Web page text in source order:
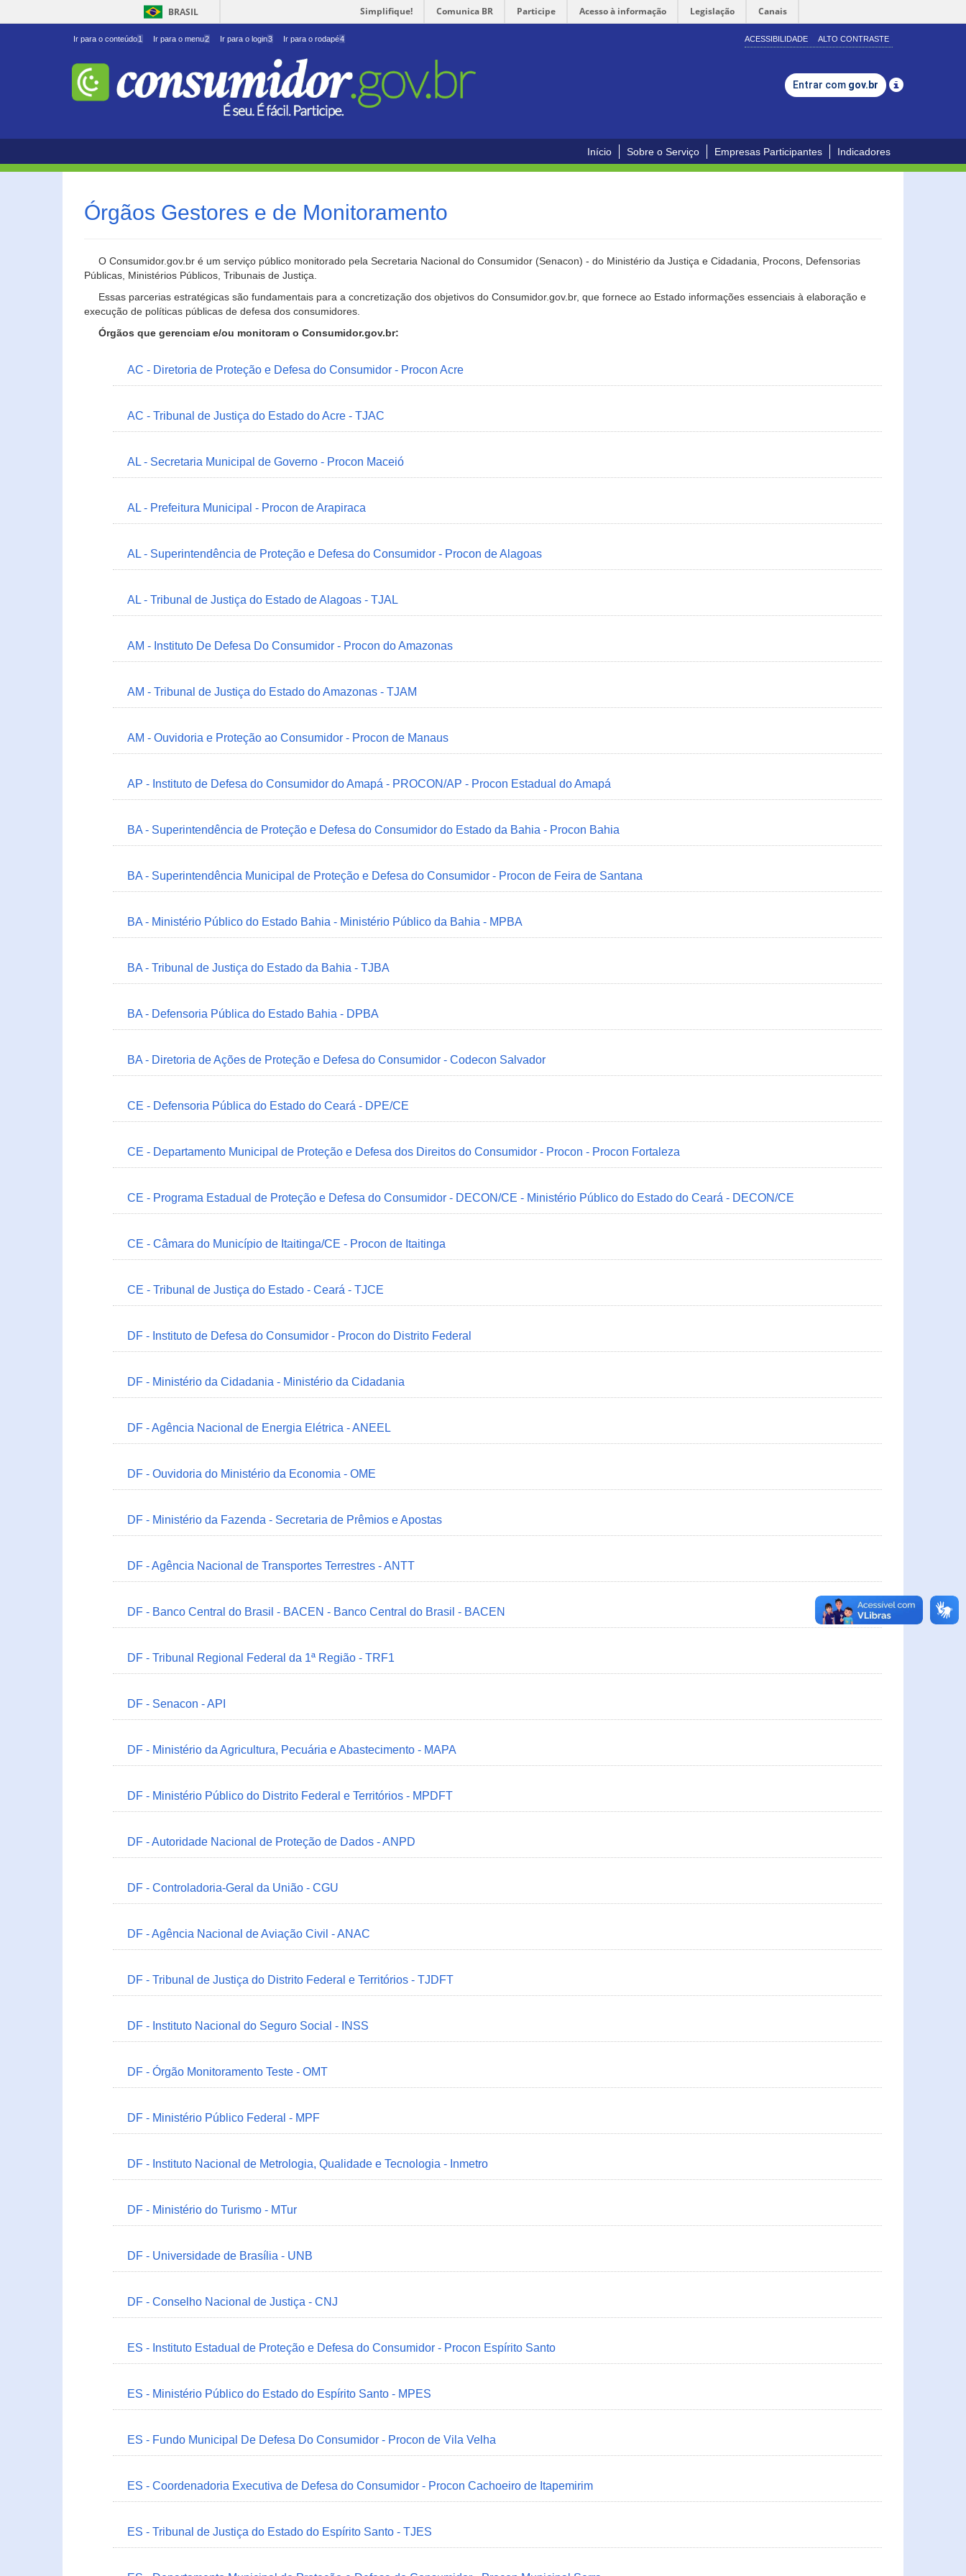
BRASIL Simplifique! Comunica BR Participe Acesso à informação Legislação Canais
Ir para o conteúdo1 Ir para o menu2 Ir para o login3 Ir para o rodapé4 ACESSIBILIDADE ALTO CONTRASTE
Entrar com gov.br
Início Sobre o Serviço Empresas Participantes Indicadores
Órgãos Gestores e de Monitoramento
O Consumidor.gov.br é um serviço público monitorado pela Secretaria Nacional do Consumidor (Senacon) - do Ministério da Justiça e Cidadania, Procons, Defensorias
Públicas, Ministérios Públicos, Tribunais de Justiça.
Essas parcerias estratégicas são fundamentais para a concretização dos objetivos do Consumidor.gov.br, que fornece ao Estado informações essenciais à elaboração e
execução de políticas públicas de defesa dos consumidores.
Órgãos que gerenciam e/ou monitoram o Consumidor.gov.br:
AC - Diretoria de Proteção e Defesa do Consumidor - Procon Acre
AC - Tribunal de Justiça do Estado do Acre - TJAC
AL - Secretaria Municipal de Governo - Procon Maceió
AL - Prefeitura Municipal - Procon de Arapiraca
AL - Superintendência de Proteção e Defesa do Consumidor - Procon de Alagoas
AL - Tribunal de Justiça do Estado de Alagoas - TJAL
AM - Instituto De Defesa Do Consumidor - Procon do Amazonas
AM - Tribunal de Justiça do Estado do Amazonas - TJAM
AM - Ouvidoria e Proteção ao Consumidor - Procon de Manaus
AP - Instituto de Defesa do Consumidor do Amapá - PROCON/AP - Procon Estadual do Amapá
BA - Superintendência de Proteção e Defesa do Consumidor do Estado da Bahia - Procon Bahia
BA - Superintendência Municipal de Proteção e Defesa do Consumidor - Procon de Feira de Santana
BA - Ministério Público do Estado Bahia - Ministério Público da Bahia - MPBA
BA - Tribunal de Justiça do Estado da Bahia - TJBA
BA - Defensoria Pública do Estado Bahia - DPBA
BA - Diretoria de Ações de Proteção e Defesa do Consumidor - Codecon Salvador
CE - Defensoria Pública do Estado do Ceará - DPE/CE
CE - Departamento Municipal de Proteção e Defesa dos Direitos do Consumidor - Procon - Procon Fortaleza
CE - Programa Estadual de Proteção e Defesa do Consumidor - DECON/CE - Ministério Público do Estado do Ceará - DECON/CE
CE - Câmara do Município de Itaitinga/CE - Procon de Itaitinga
CE - Tribunal de Justiça do Estado - Ceará - TJCE
DF - Instituto de Defesa do Consumidor - Procon do Distrito Federal
DF - Ministério da Cidadania - Ministério da Cidadania
DF - Agência Nacional de Energia Elétrica - ANEEL
DF - Ouvidoria do Ministério da Economia - OME
DF - Ministério da Fazenda - Secretaria de Prêmios e Apostas
DF - Agência Nacional de Transportes Terrestres - ANTT
DF - Banco Central do Brasil - BACEN - Banco Central do Brasil - BACEN
DF - Tribunal Regional Federal da 1ª Região - TRF1
DF - Senacon - API
DF - Ministério da Agricultura, Pecuária e Abastecimento - MAPA
DF - Ministério Público do Distrito Federal e Territórios - MPDFT
DF - Autoridade Nacional de Proteção de Dados - ANPD
DF - Controladoria-Geral da União - CGU
DF - Agência Nacional de Aviação Civil - ANAC
DF - Tribunal de Justiça do Distrito Federal e Territórios - TJDFT
DF - Instituto Nacional do Seguro Social - INSS
DF - Órgão Monitoramento Teste - OMT
DF - Ministério Público Federal - MPF
DF - Instituto Nacional de Metrologia, Qualidade e Tecnologia - Inmetro
DF - Ministério do Turismo - MTur
DF - Universidade de Brasília - UNB
DF - Conselho Nacional de Justiça - CNJ
ES - Instituto Estadual de Proteção e Defesa do Consumidor - Procon Espírito Santo
ES - Ministério Público do Estado do Espírito Santo - MPES
ES - Fundo Municipal De Defesa Do Consumidor - Procon de Vila Velha
ES - Coordenadoria Executiva de Defesa do Consumidor - Procon Cachoeiro de Itapemirim
ES - Tribunal de Justiça do Estado do Espírito Santo - TJES